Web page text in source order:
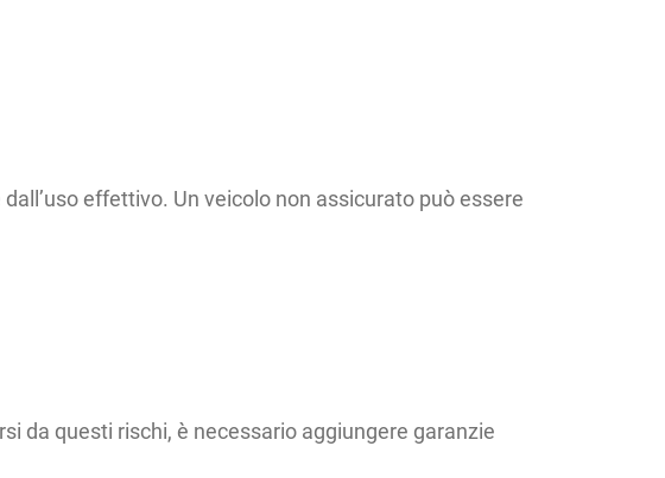
effettivo. Un veicolo non assicurato può essere
da questi rischi, è necessario aggiungere garanzie